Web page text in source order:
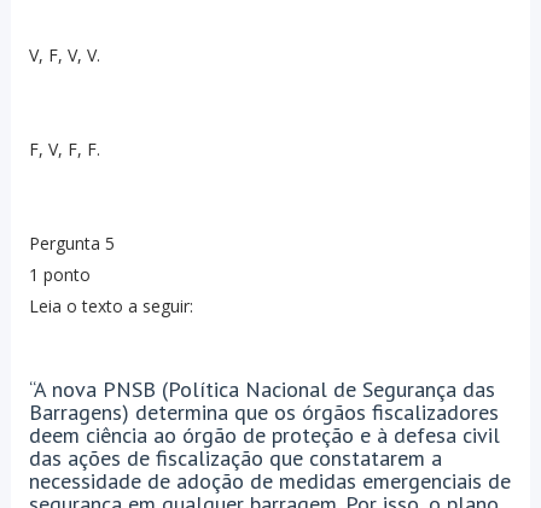
V, F, V, V.
F, V, F, F.
Pergunta 5
1 ponto
Leia o texto a seguir:
“A nova PNSB (Política Nacional de Segurança das
Barragens) determina que os órgãos fiscalizadores
deem ciência ao órgão de proteção e à defesa civil
das ações de fiscalização que constatarem a
necessidade de adoção de medidas emergenciais de